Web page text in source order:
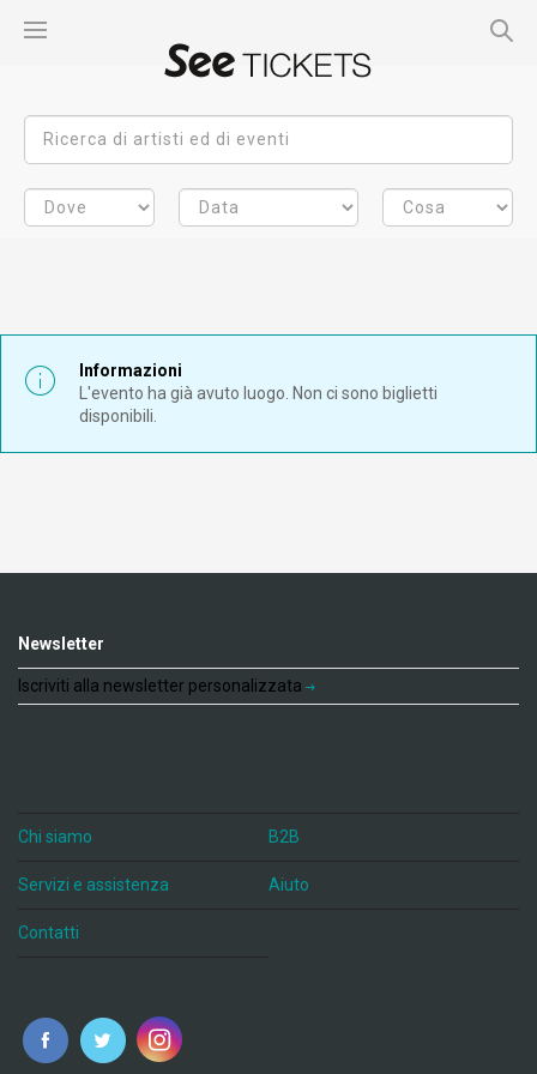
Informazioni
L'evento ha già avuto luogo. Non ci sono biglietti
disponibili.
Newsletter
Iscriviti alla newsletter personalizzata
Chi siamo B2B
Servizi e assistenza Aiuto
Contatti